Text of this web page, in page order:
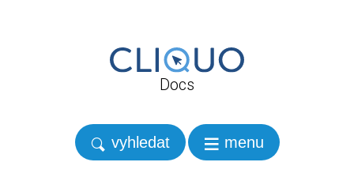
Docs
vyhledat menu